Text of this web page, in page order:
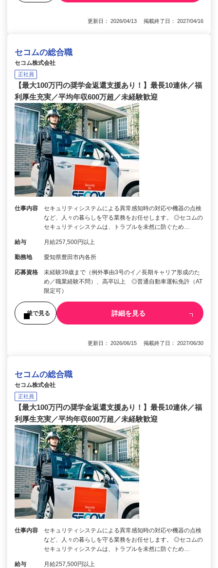
更新日： 2026/04/13 掲載終了日： 2027/04/16
セコムの総合職
セコム株式会社
正社員
【最大100万円の奨学金返還支援あり！】最長10連休／福
利厚生充実／平均年収600万超／未経験歓迎
仕事内容
セキュリティシステムによる異常感知時の対応や機器の点検
など、人々の暮らしを守る業務をお任せします。 ◎セコムの
セキュリティシステムは、トラブルを未然に防ぐため…
給与 月給257,500円以上
勤務地 愛知県豊田市内各所
応募資格
未経験39歳まで（例外事由3号のイ／長期キャリア形成のた
め／職業経験不問）、高卒以上 ◎普通自動車運転免許（AT
限定可）
後で見る 詳細を見る
更新日： 2026/06/15 掲載終了日： 2027/06/30
セコムの総合職
セコム株式会社
正社員
【最大100万円の奨学金返還支援あり！】最長10連休／福
利厚生充実／平均年収600万超／未経験歓迎
仕事内容
セキュリティシステムによる異常感知時の対応や機器の点検
など、人々の暮らしを守る業務をお任せします。 ◎セコムの
セキュリティシステムは、トラブルを未然に防ぐため…
給与 月給257,500円以上